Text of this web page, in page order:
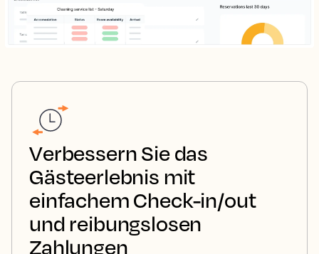
Verbessern Sie das
Gästeerlebnis mit
einfachem Check-in/out
und reibungslosen
Zahlungen